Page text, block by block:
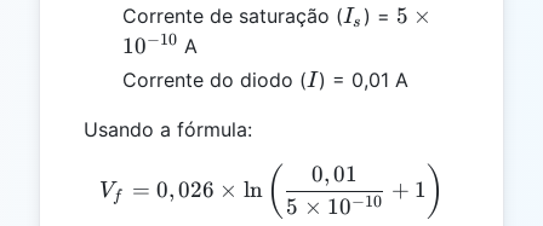
Corrente de saturação (I_s
Is ) = 5 \times
5 ×
10−10 A
Corrente do diodo (I
I) = 0,01 A
Usando a fórmula:
V_f = 0,026 \times
Vf = 0,026 × ln ( 5 × 10−10
0,01
+ 1 )